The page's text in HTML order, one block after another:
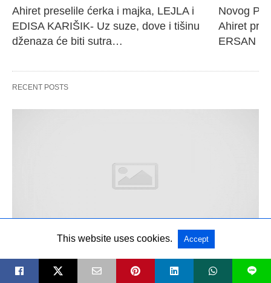
Ahiret preselile ćerka i majka, LEJLA i
EDISA KARIŠIK- Uz suze, dove i tišinu
dženaza će biti sutra…
Novog
Ahiret
ERSAN
RECENT POSTS
L
This website uses cookies. Accept